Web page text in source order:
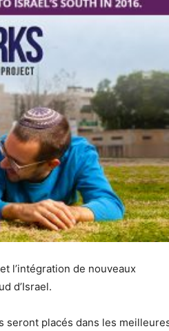
l’intégration de nouveaux
d’Israel.
seront placés dans les